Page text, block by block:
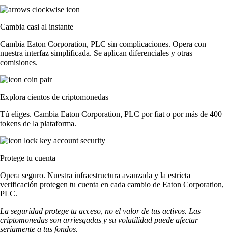
Cambia casi al instante
Cambia Eaton Corporation, PLC sin complicaciones. Opera con
nuestra interfaz simplificada. Se aplican diferenciales y otras
comisiones.
Explora cientos de criptomonedas
Tú eliges. Cambia Eaton Corporation, PLC por fiat o por más de 400
tokens de la plataforma.
Protege tu cuenta
Opera seguro. Nuestra infraestructura avanzada y la estricta
verificación protegen tu cuenta en cada cambio de Eaton Corporation,
PLC.
La seguridad protege tu acceso, no el valor de tus activos. Las
criptomonedas son arriesgadas y su volatilidad puede afectar
seriamente a tus fondos.